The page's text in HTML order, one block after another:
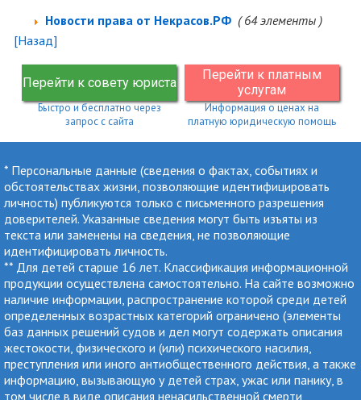
Новости права от Некрасов.РФ ( 64 элементы )
[Назад]
Перейти к совету юриста
Перейти к платным
услугам
Быстро и бесплатно через
запрос с сайта
Информация о ценах на
платную юридическую помощь
* Персональные данные (сведения о фактах, событиях и
обстоятельствах жизни, позволяющие идентифицировать
личность) публикуются только с письменного разрешения
доверителей. Указанные сведения могут быть изъяты из
текста или заменены на сведения, не позволяющие
идентифицировать личность.
** Для детей старше 16 лет. Классификация информационной
продукции осуществлена самостоятельно. На сайте возможно
наличие информации, распространение которой среди детей
определенных возрастных категорий ограничено (элементы
баз данных решений судов и дел могут содержать описания
жестокости, физического и (или) психического насилия,
преступления или иного антиобщественного действия, а также
информацию, вызывающую у детей страх, ужас или панику, в
том числе в виде описания ненасильственной смерти,